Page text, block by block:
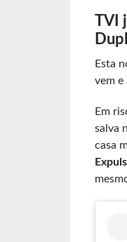
TVI
Esta
vem e
Em
salva
casa